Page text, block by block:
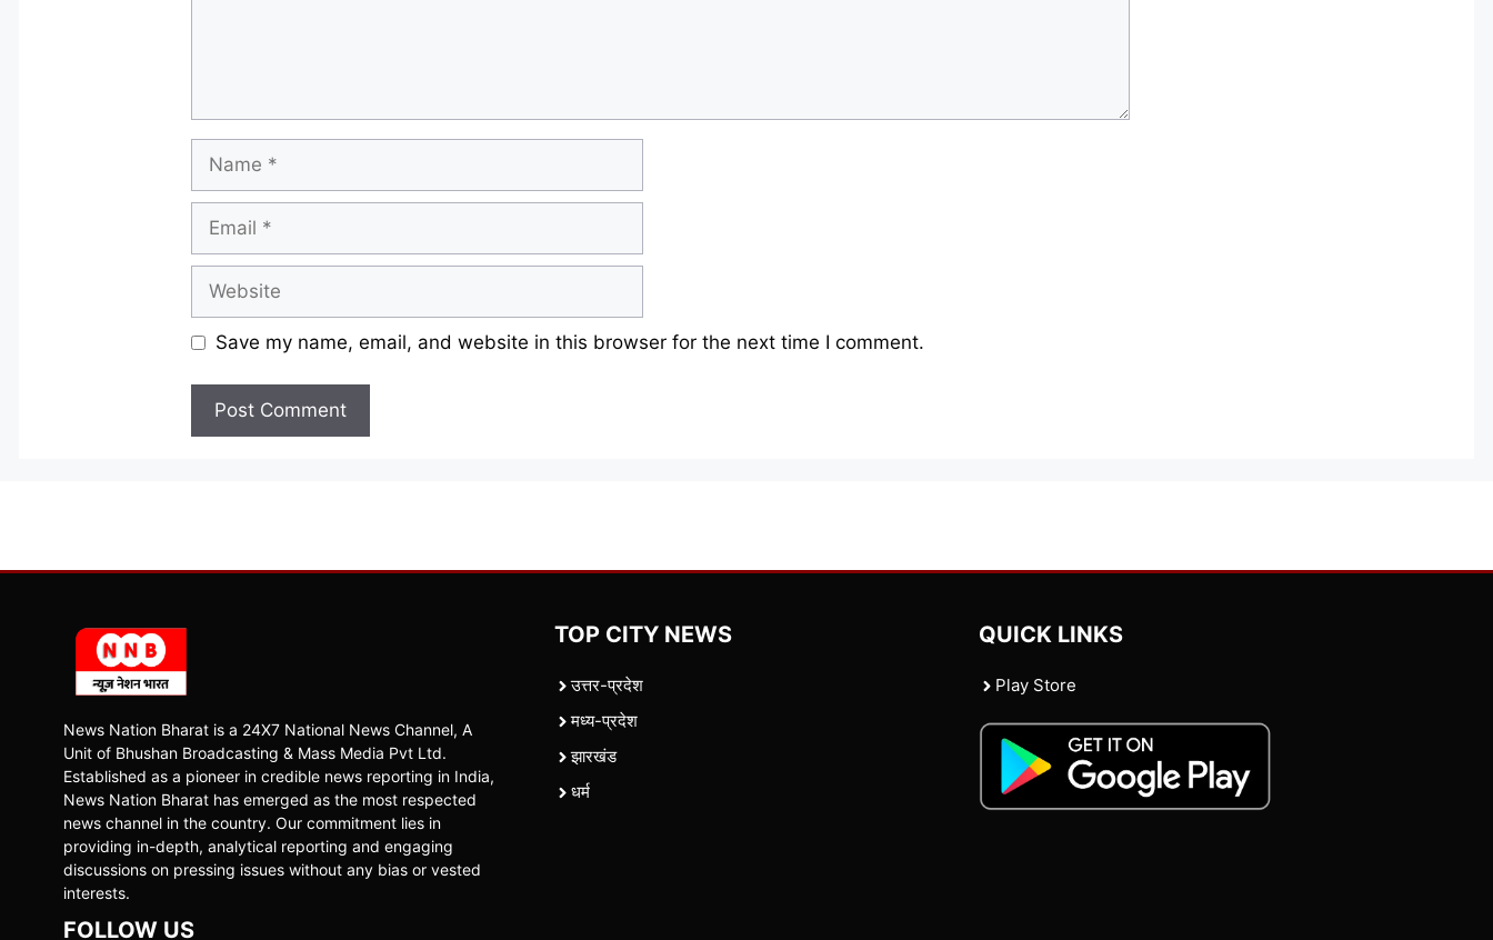
Save my name, email, and website in this browser for the next time I comment.
News Nation Bharat is a 24X7 National News Channel, A
Unit of Bhushan Broadcasting & Mass Media Pvt Ltd.
Established as a pioneer in credible news reporting in India,
News Nation Bharat has emerged as the most respected
news channel in the country. Our commitment lies in
providing in-depth, analytical reporting and engaging
discussions on pressing issues without any bias or vested
interests.
FOLLOW US
TOP CITY NEWS
उत्तर-प्रदेश
मध्य-प्रदेश
झारखंड
धर्म
QUICK LINKS
Play Store